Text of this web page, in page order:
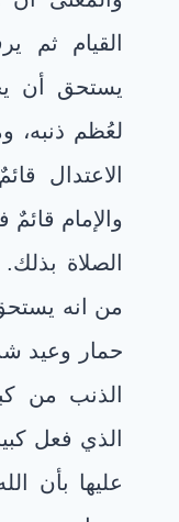
القيام ثم
يستحق أن
لعُظم ذنبه،
الاعتدال
والإمام قائمٌ
الصلاة
من انه
حمار وعيد
الذنب من
الذي فعل
عليها بأن